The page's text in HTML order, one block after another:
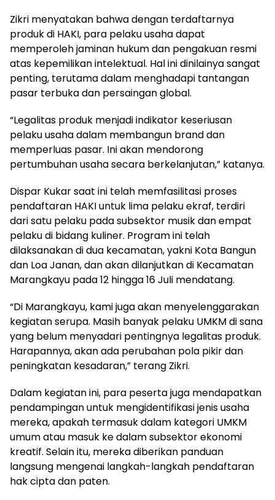
Zikri menyatakan bahwa dengan terdaftarnya
produk di HAKI, para pelaku usaha dapat
memperoleh jaminan hukum dan pengakuan resmi
atas kepemilikan intelektual. Hal ini dinilainya sangat
penting, terutama dalam menghadapi tantangan
pasar terbuka dan persaingan global.
“Legalitas produk menjadi indikator keseriusan
pelaku usaha dalam membangun brand dan
memperluas pasar. Ini akan mendorong
pertumbuhan usaha secara berkelanjutan,” katanya.
Dispar Kukar saat ini telah memfasilitasi proses
pendaftaran HAKI untuk lima pelaku ekraf, terdiri
dari satu pelaku pada subsektor musik dan empat
pelaku di bidang kuliner. Program ini telah
dilaksanakan di dua kecamatan, yakni Kota Bangun
dan Loa Janan, dan akan dilanjutkan di Kecamatan
Marangkayu pada 12 hingga 16 Juli mendatang.
“Di Marangkayu, kami juga akan menyelenggarakan
kegiatan serupa. Masih banyak pelaku UMKM di sana
yang belum menyadari pentingnya legalitas produk.
Harapannya, akan ada perubahan pola pikir dan
peningkatan kesadaran,” terang Zikri.
Dalam kegiatan ini, para peserta juga mendapatkan
pendampingan untuk mengidentifikasi jenis usaha
mereka, apakah termasuk dalam kategori UMKM
umum atau masuk ke dalam subsektor ekonomi
kreatif. Selain itu, mereka diberikan panduan
langsung mengenai langkah-langkah pendaftaran
hak cipta dan paten.